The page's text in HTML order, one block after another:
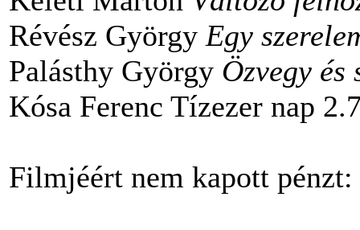
Révész György Egy
Palásthy György Özvegy és
Kósa Ferenc Tízezer nap
Filmjéért nem kapott pénzt: